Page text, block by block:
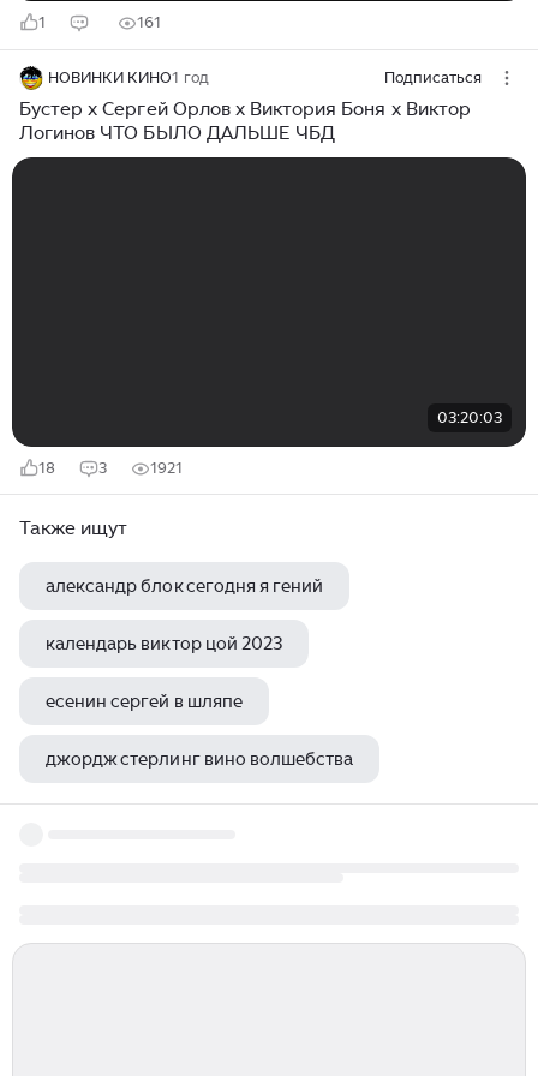
1 161
НОВИНКИ КИНО1 год Подписаться
Бустер х Сергей Орлов х Виктория Боня х Виктор
Логинов ЧТО БЫЛО ДАЛЬШЕ ЧБД
03:20:03
18 3 1921
Также ищут
александр блок сегодня я гений
календарь виктор цой 2023
есенин сергей в шляпе
джордж стерлинг вино волшебства